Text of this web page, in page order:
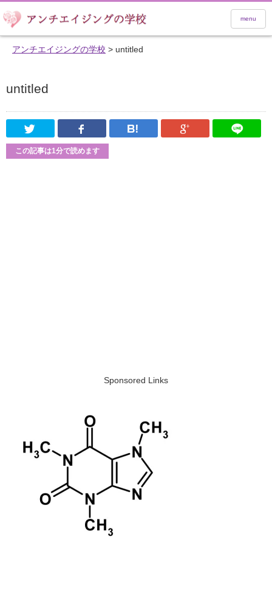
menu
アンチエイジングの学校 > untitled
untitled
Twitter Facebook はてなブックマーク
Google
この記事は1分で読めます
Sponsored Links